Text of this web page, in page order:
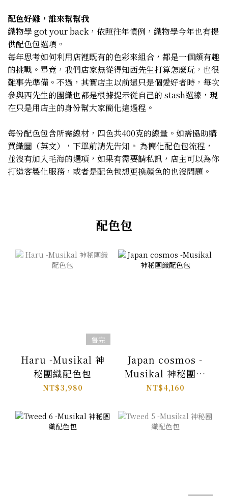
配色好難，誰來幫幫我
織物學 got your back，依照往年慣例，織物學今年也有提
供配色包選項。
每年思考如何利用店裡既有的色彩來組合，都是一個頗有趣
的挑戰。畢竟，我們店家無從得知西先生打算怎麼玩，也很
難事先準備。不過，其實店主以前還只是個愛好者時，每次
參與西先生的團織也都是根據提示從自己的 stash選線，現
在只是用店主的身份幫大家簡化這過程。
每份配色包含所需線材，四色共400克的線量。如需協助購
買織圖（英文），下單前請先告知。 為簡化配色包流程，
並沒有加入毛海的選項，如果有需要請私訊，店主可以為你
打造客製化服務，或者是配色包想更換顏色的也沒問題。
配色包
售完
Haru -Musikal 神
秘團織配色包
NT$3,980
Japan cosmos -
Musikal 神秘團織
配色包
NT$4,160